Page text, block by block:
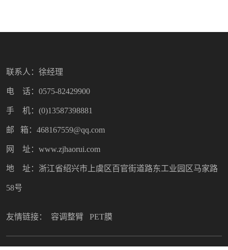
联系人：徐经理
电 话：0575-82429900
手 机：(0)13587398881
邮 箱：468167559@qq.com
网 址：www.zjhaorui.com
地 址：浙江省绍兴市上虞区百官街道路东工业园区马家路
58号
友情链接： 容调整臂 PET膜